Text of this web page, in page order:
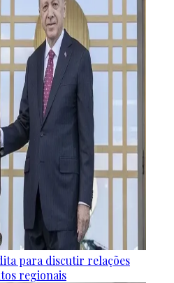
para discutir relações
regionais